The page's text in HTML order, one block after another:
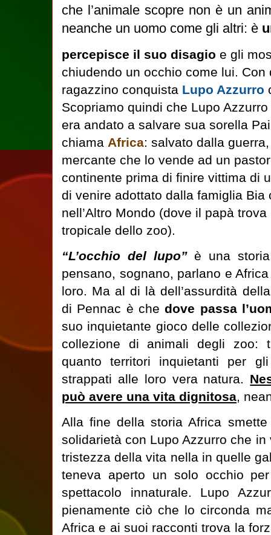
che l’animale scopre non è un
neanche un uomo come gli altri: è
percepisce il suo disagio e gli
chiudendo un occhio come lui.
ragazzino conquista Lupo Azzurro
Scopriamo quindi che Lupo
era andato a salvare sua sorella
chiama Africa: salvato dalla
mercante che lo vende ad un
continente prima di finire vittima di
di venire adottato dalla famiglia
nell’Altro Mondo (dove il papà
tropicale dello zoo).
“L’occhio del lupo”è una
pensano, sognano, parlano e
loro. Ma al di là dell’assurdità
di Pennac è chedove passa
suo inquietante gioco delle
collezione di animali degli zoo:
quanto territori inquietanti per
strappati alle loro vera natura.
può avere una vita dignitosa,
Alla fine della storia Africa
solidarietà con Lupo Azzurro che
tristezza della vita nella in quelle
teneva aperto un solo occhio
spettacolo innaturale. Lupo
pienamente ciò che lo circonda
Africa e ai suoi racconti trova la